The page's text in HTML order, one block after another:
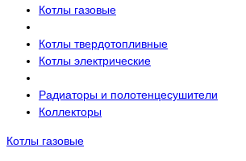
Котлы газовые
Котлы твердотопливные
Котлы электрические
Радиаторы и полотенцесушители
Коллекторы
Котлы газовые